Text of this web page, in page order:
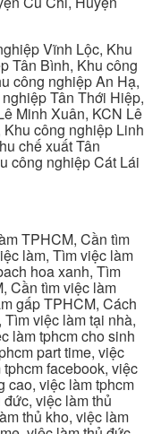
Vĩnh Lộc, Khu
Tân Bình, Khu công
công nghiệp An Hạ,
Tân Thới Hiệp,
Minh Xuân, KCN Lê
công nghiệp Linh
chế xuất Tân
công nghiệp Cát Lái
TPHCM, Cần tìm
làm, Tìm việc làm
hoa xanh, Tìm
Cần tìm việc làm
gấp TPHCM, Cách
việc làm tại nhà,
làm tphcm cho sinh
part time, việc
facebook, việc
cao, việc làm tphcm
việc làm thủ
thủ kho, việc làm